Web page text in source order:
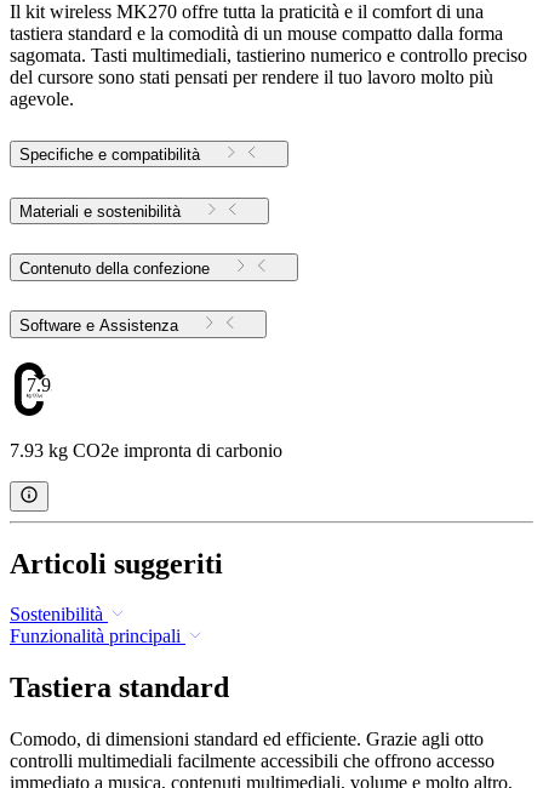
Il kit wireless MK270 offre tutta la praticità e il comfort di una
tastiera standard e la comodità di un mouse compatto dalla forma
sagomata. Tasti multimediali, tastierino numerico e controllo preciso
del cursore sono stati pensati per rendere il tuo lavoro molto più
agevole.
Specifiche e compatibilità
Materiali e sostenibilità
Contenuto della confezione
Software e Assistenza
7.93
7.93 kg CO2e impronta di carbonio
Articoli suggeriti
Sostenibilità
Funzionalità principali
Tastiera standard
Comodo, di dimensioni standard ed efficiente. Grazie agli otto
controlli multimediali facilmente accessibili che offrono accesso
immediato a musica, contenuti multimediali, volume e molto altro,